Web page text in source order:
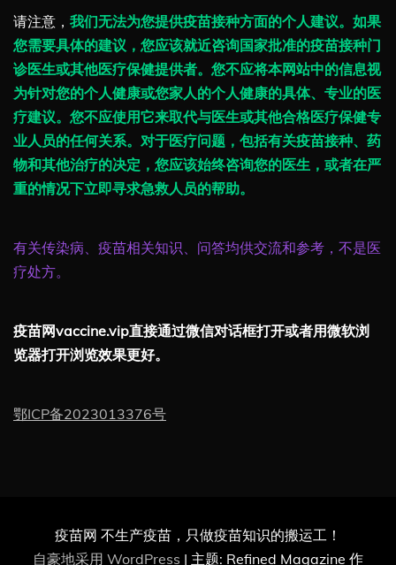
请注意， 我们无法为您提供疫苗接种方面的个人建议。如果
您需要具体的建议，您应该就近咨询国家批准的疫苗接种门
诊医生或其他医疗保健提供者。您不应将本网站中的信息视
为针对您的个人健康或您家人的个人健康的具体、专业的医
疗建议。您不应使用它来取代与医生或其他合格医疗保健专
业人员的任何关系。对于医疗问题，包括有关疫苗接种、药
物和其他治疗的决定，您应该始终咨询您的医生，或者在严
重的情况下立即寻求急救人员的帮助。
有关传染病、疫苗相关知识、问答均供交流和参考，不是医
疗处方。
疫苗网vaccine.vip直接通过微信对话框打开或者用微软浏
览器打开浏览效果更好。
鄂ICP备2023013376号
疫苗网 不生产疫苗，只做疫苗知识的搬运工！
自豪地采用 WordPress | 主题: Refined Magazine 作